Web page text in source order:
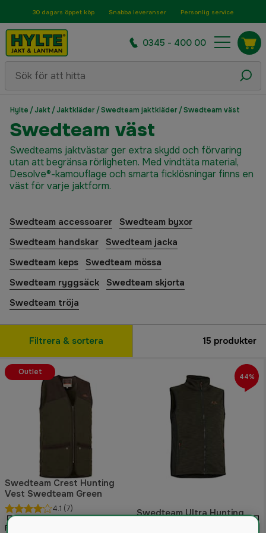
30 dagars öppet köp Snabba leveranser Personlig service
0345 - 400 00
Hylte /Jakt /Jaktkläder/Swedteam jaktkläder/Swedteam väst
Swedteam väst
Swedteams jaktvästar ger extra skydd och förvaring
utan att begränsa rörligheten. Med vindtäta material,
Desolve®-kamouflage och smarta ficklösningar finns en
väst för varje jaktform.
Swedteam accessoarer
Swedteam byxor
Swedteam handskar
Swedteam jacka
Swedteam keps
Swedteam mössa
Swedteam ryggsäck
Swedteam skjorta
Swedteam tröja
Filtrera & sortera 15 produkter
Swedteam Crest Hunting
Vest Swedteam Green
4.1 (7)
Från
Outlet
Swedteam Ultra Hunting
44%